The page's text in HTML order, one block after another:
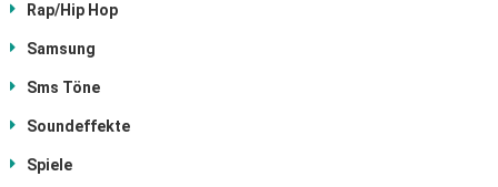
Rap/Hip Hop
Samsung
Sms Töne
Soundeffekte
Spiele